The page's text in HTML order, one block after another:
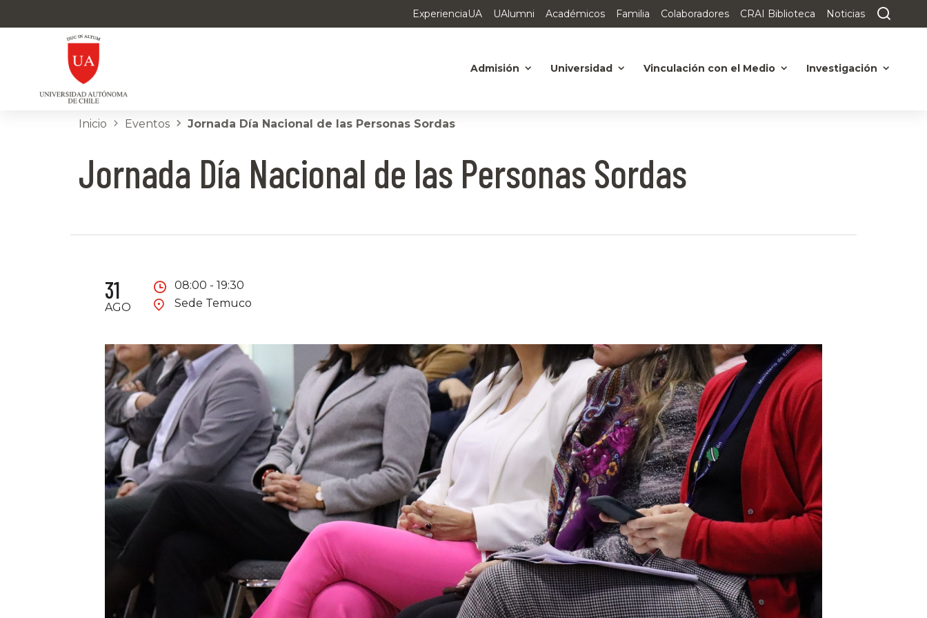
ExperienciaUA UAlumni Académicos Familia Colaboradores CRAI Biblioteca Noticias
Admisión Universidad Vinculación con el Medio Investigación
Inicio Eventos Jornada Día Nacional de las Personas Sordas
Jornada Día Nacional de las Personas Sordas
31
AGO
08:00 - 19:30
Sede Temuco